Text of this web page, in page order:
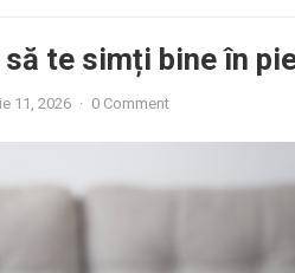
să te simți bine în
11, 2026 · 0 Comment